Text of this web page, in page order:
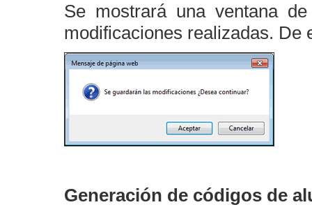
Se mostrará una ventana
modificaciones realizadas.
Generación de códigos de